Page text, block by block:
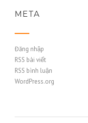
META
Đăng nhập
RSS bài viết
RSS bình luận
WordPress.org